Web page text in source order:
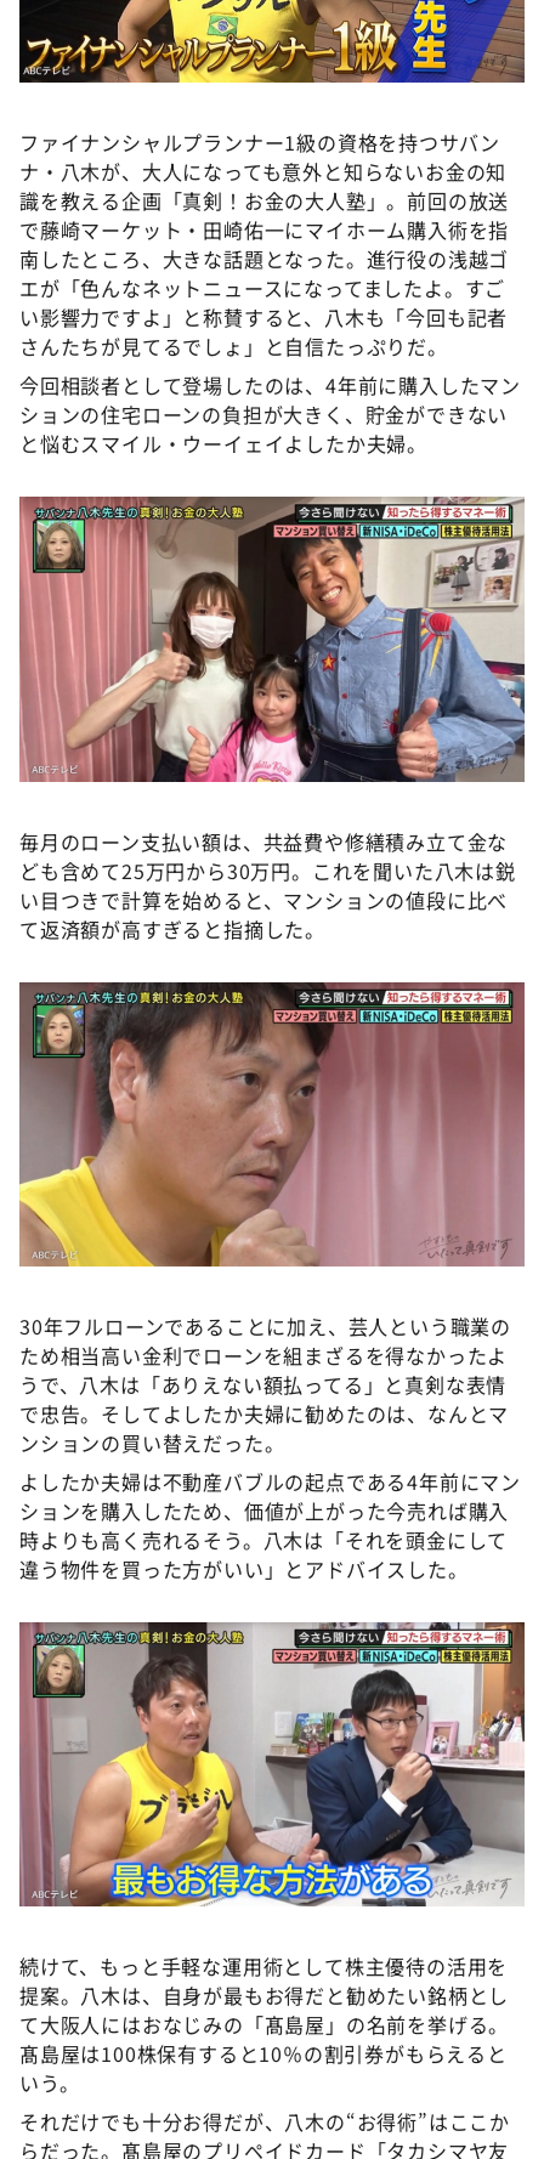
ファイナンシャルプランナー1級の資格を持つサバン
ナ・八木が、大人になっても意外と知らないお金の知
識を教える企画「真剣！お金の大人塾」。前回の放送
で藤崎マーケット・田崎佑一にマイホーム購入術を指
南したところ、大きな話題となった。進行役の浅越ゴ
エが「色んなネットニュースになってましたよ。すご
い影響力ですよ」と称賛すると、八木も「今回も記者
さんたちが見てるでしょ」と自信たっぷりだ。
今回相談者として登場したのは、4年前に購入したマン
ションの住宅ローンの負担が大きく、貯金ができない
と悩むスマイル・ウーイェイよしたか夫婦。
毎月のローン支払い額は、共益費や修繕積み立て金な
ども含めて25万円から30万円。これを聞いた八木は鋭
い目つきで計算を始めると、マンションの値段に比べ
て返済額が高すぎると指摘した。
30年フルローンであることに加え、芸人という職業の
ため相当高い金利でローンを組まざるを得なかったよ
うで、八木は「ありえない額払ってる」と真剣な表情
で忠告。そしてよしたか夫婦に勧めたのは、なんとマ
ンションの買い替えだった。
よしたか夫婦は不動産バブルの起点である4年前にマン
ションを購入したため、価値が上がった今売れば購入
時よりも高く売れるそう。八木は「それを頭金にして
違う物件を買った方がいい」とアドバイスした。
続けて、もっと手軽な運用術として株主優待の活用を
提案。八木は、自身が最もお得だと勧めたい銘柄とし
て大阪人にはおなじみの「髙島屋」の名前を挙げる。
髙島屋は100株保有すると10％の割引券がもらえると
いう。
それだけでも十分お得だが、八木の“お得術”はここか
らだった。髙島屋のプリペイドカード「タカシマヤ友